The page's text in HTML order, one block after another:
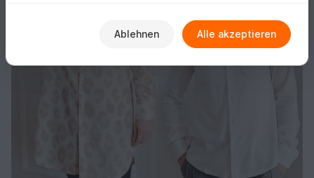
Ablehnen Alle akzeptieren